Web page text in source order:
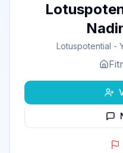
Lotuspotential -